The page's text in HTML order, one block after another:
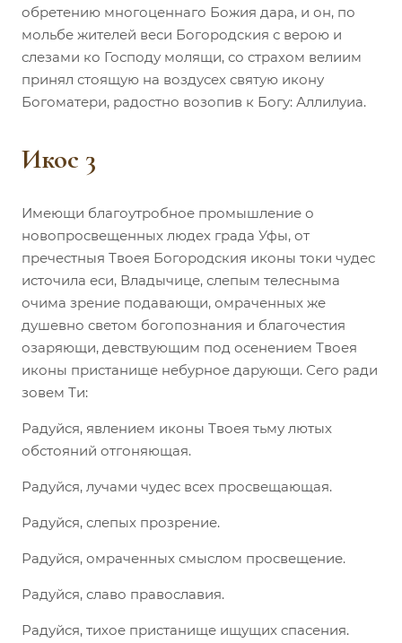
обретению многоценнаго Божия дара, и он, по
мольбе жителей веси Богородския с верою и
слезами ко Господу молящи, со страхом велиим
принял стоящую на воздусех святую икону
Богоматери, радостно возопив к Богу: Аллилуиа.
Икос 3
Имеющи благоутробное промышление о
новопросвещенных людех града Уфы, от
пречестныя Твоея Богородския иконы токи чудес
источила еси, Владычице, слепым телесныма
очима зрение подавающи, омраченных же
душевно светом богопознания и благочестия
озаряющи, девствующим под осенением Твоея
иконы пристанище небурное дарующи. Сего ради
зовем Ти:
Радуйся, явлением иконы Твоея тьму лютых
обстояний отгоняющая.
Радуйся, лучами чудес всех просвещающая.
Радуйся, слепых прозрение.
Радуйся, омраченных смыслом просвещение.
Радуйся, славо православия.
Радуйся, тихое пристанище ищущих спасения.